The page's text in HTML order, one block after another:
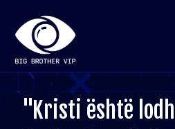
"Kristi është